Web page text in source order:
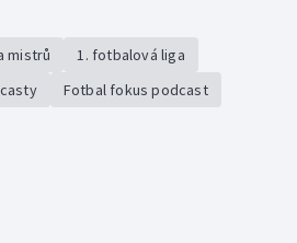
mistrů
1. fotbalová liga
Fotbal fokus podcast